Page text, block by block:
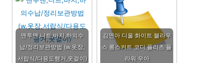
맨투맨,니트,바지,하의수
납/정리보관방법 (w.옷장,
서랍식/다용도행거,옷걸이)
김연아 디올 화이트 블라우
스 롱스커트 코디 플리츠 플
라워 우아